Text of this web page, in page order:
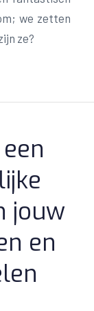
we zetten
ze?
jouw
en